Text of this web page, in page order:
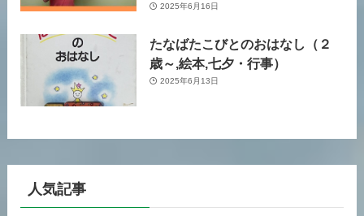
2025年6月16日
たなばたこびとのおはなし（２
歳～,絵本,七夕・行事）
2025年6月13日
人気記事